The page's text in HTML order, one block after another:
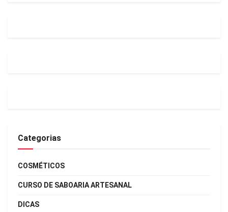
Categorias
COSMÉTICOS
CURSO DE SABOARIA ARTESANAL
DICAS